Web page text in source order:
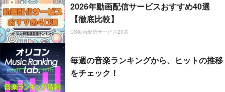
2026年動画配信サービスおすすめ40選
【徹底比較】
CS動画配信サービス20選
毎週の音楽ランキングから、ヒットの推移
をチェック！